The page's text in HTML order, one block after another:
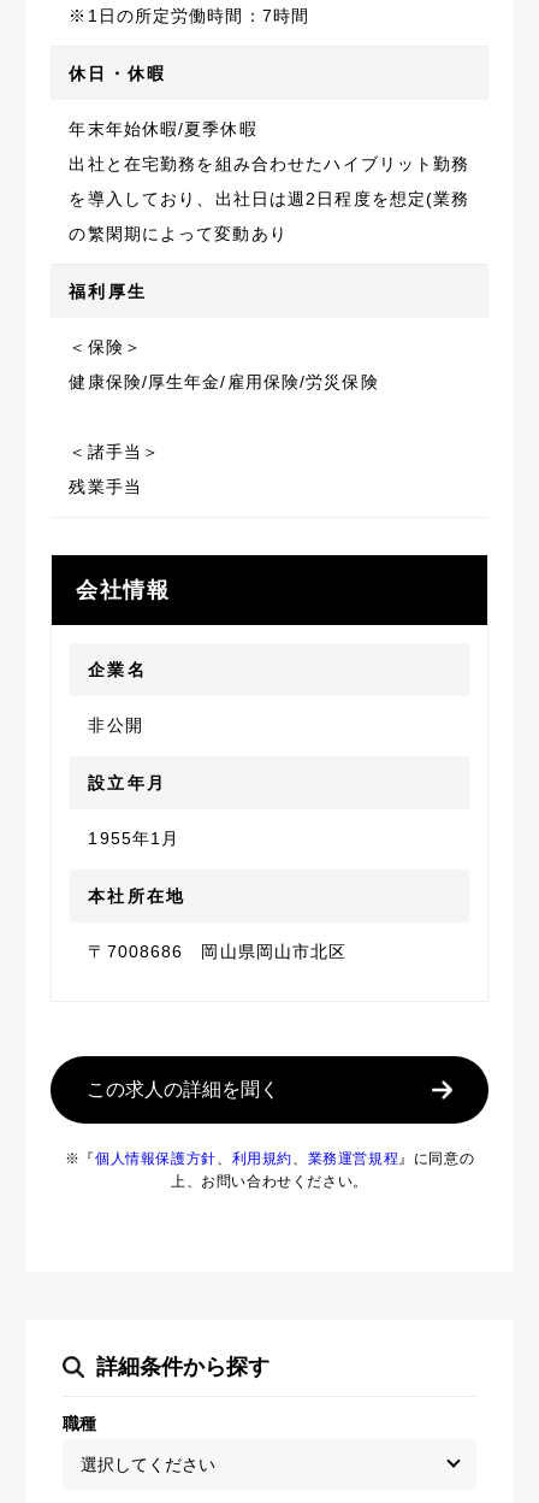
※1日の所定労働時間：7時間
休日・休暇
年末年始休暇/夏季休暇
出社と在宅勤務を組み合わせたハイブリット勤務
を導入しており、出社日は週2日程度を想定(業務
の繁閑期によって変動あり
福利厚生
＜保険＞
健康保険/厚生年金/雇用保険/労災保険
＜諸手当＞
残業手当
会社情報
企業名
非公開
設立年月
1955年1月
本社所在地
〒7008686 岡山県岡山市北区
この求人の詳細を聞く
※『個人情報保護方針、 利用規約、 業務運営規程』に同意の
上、お問い合わせください。
詳細条件から探す
職種